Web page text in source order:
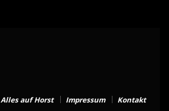
Alles auf Horst Impressum Kontakt